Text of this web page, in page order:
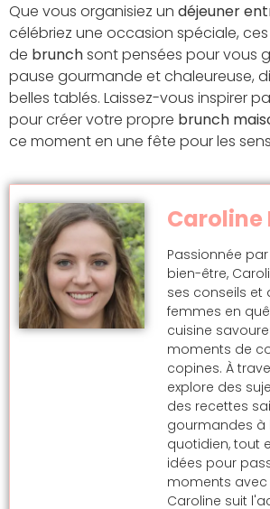
Que vous organisiez un déjeuner
célébriez une occasion spéciale, ces
de brunchsont pensées pour vous
pause gourmande et chaleureuse,
belles tablés. Laissez-vous inspirer
pour créer votre propre brunch
ce moment en une fête pour les
Caroline
Passionnée
bien-être,
ses conseils et
femmes en
cuisine
moments de
copines. À
explore des
des recettes
gourmandes à
quotidien, tout
idées pour
moments avec
Caroline suit